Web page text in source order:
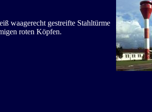
waagerecht gestreifte Stahltürme
roten Köpfen.